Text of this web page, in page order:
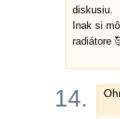
diskusiu.
Inak si
radiátore
14.